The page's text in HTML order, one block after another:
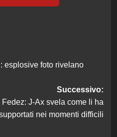
esplosive foto rivelano
Successivo:
J-Ax svela come li ha
nei momenti difficili